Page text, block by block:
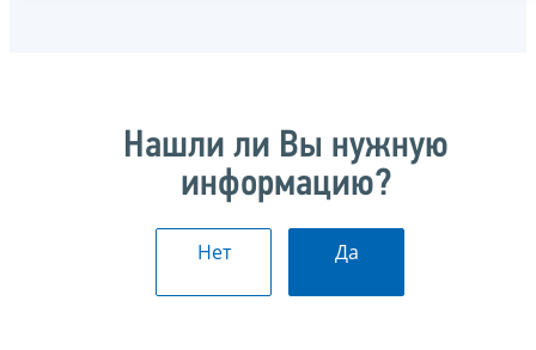
Нашли ли Вы нужную
информацию?
Нет Да